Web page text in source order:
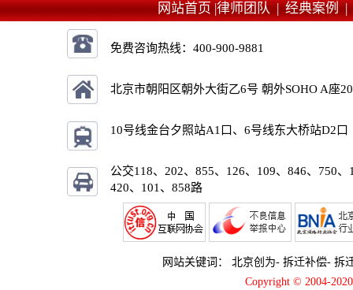
网站首页 |律师团队 |经典案例
免费咨询热线：400-900-9881
北京市朝阳区朝外大街乙6号 朝外SOHO A座
10号线金台夕照站A1口、6号线东大桥站D2口
公交118、202、855、126、109、846、750、
420、101、858路
网站关键词： 北京创为- 拆迁补偿- 拆
Copyright © 2004-